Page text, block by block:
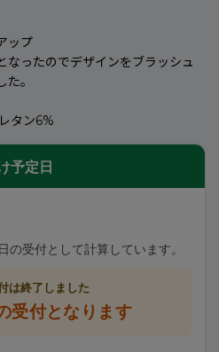
ップ
なったのでデザインをブラッシュ
。
タン6%
予定日
の受付として計算しています。
は終了しました
受付となります